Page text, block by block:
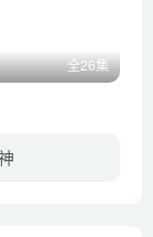
全26集